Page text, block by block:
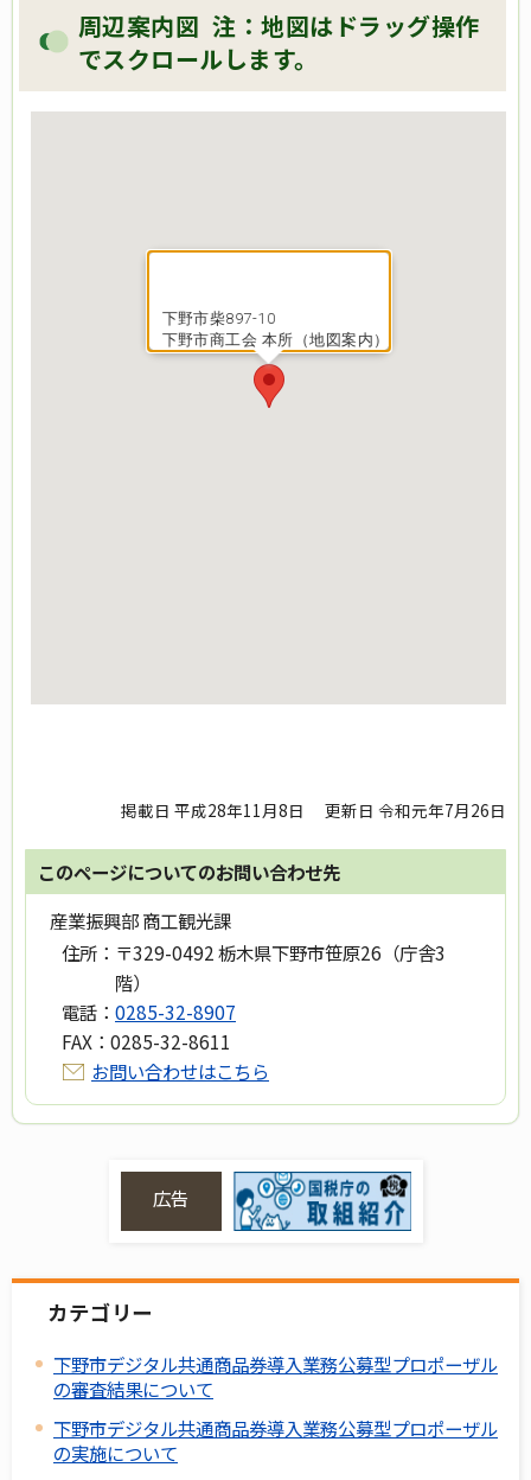
周辺案内図 注：地図はドラッグ操作
でスクロールします。
下野市柴897-10
下野市商工会 本所（地図案内）
掲載日 平成28年11月8日 更新日 令和元年7月26日
このページについてのお問い合わせ先
産業振興部 商工観光課
住所： 〒329-0492 栃木県下野市笹原26（庁舎3
階）
電話： 0285-32-8907
FAX： 0285-32-8611
お問い合わせはこちら
広告
カテゴリー
下野市デジタル共通商品券導入業務公募型プロポーザル
の審査結果について
下野市デジタル共通商品券導入業務公募型プロポーザル
の実施について